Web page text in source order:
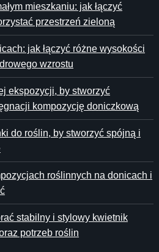
mieszkaniu: jak łączyć
przestrzeń zieloną
jak łączyć różne wysokości
wzrostu
ekspozycji, by stworzyć
kompozycję doniczkową
do roślin, by stworzyć spójną i
roślinnych na donicach i
stabilny i stylowy kwietnik
potrzeb roślin